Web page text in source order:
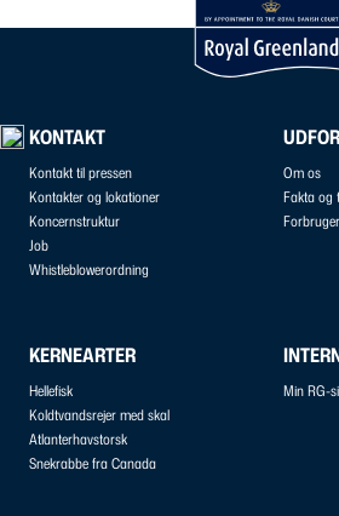
KONTAKT
Kontakt til pressen
Kontakter og lokationer
Koncernstruktur
Job
Whistleblowerordning
Om os
Fakta og
KERNEARTER
Hellefisk
Koldtvandsrejer med skal
Atlanterhavstorsk
Snekrabbe fra Canada
Min RG-